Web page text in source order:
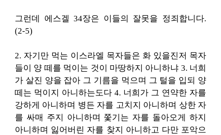
그런데 에스겔 34장은 이들의 잘못을 정죄합니다.
(2-5)
2. 자기만 먹는 이스라엘 목자들은 화 있을진저 목자
들이 양 떼를 먹이는 것이 마땅하지 아니하냐 3. 너희
가 살진 양을 잡아 그 기름을 먹으며 그 털을 입되 양
떼는 먹이지 아니하는도다 4. 너희가 그 연약한 자를
강하게 아니하며 병든 자를 고치지 아니하며 상한 자
를 싸매 주지 아니하며 쫓기는 자를 돌아오게 하지
아니하며 잃어버린 자를 찾지 아니하고 다만 포악으